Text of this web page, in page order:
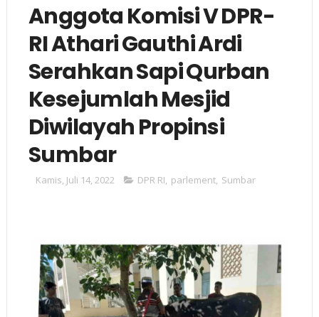
Anggota Komisi V DPR-
RI Athari Gauthi Ardi
Serahkan Sapi Qurban
Kesejumlah Mesjid
Diwilayah Propinsi
Sumbar
Kamis, Juli 14, 2022 DPR RI, parlement, Sumbar